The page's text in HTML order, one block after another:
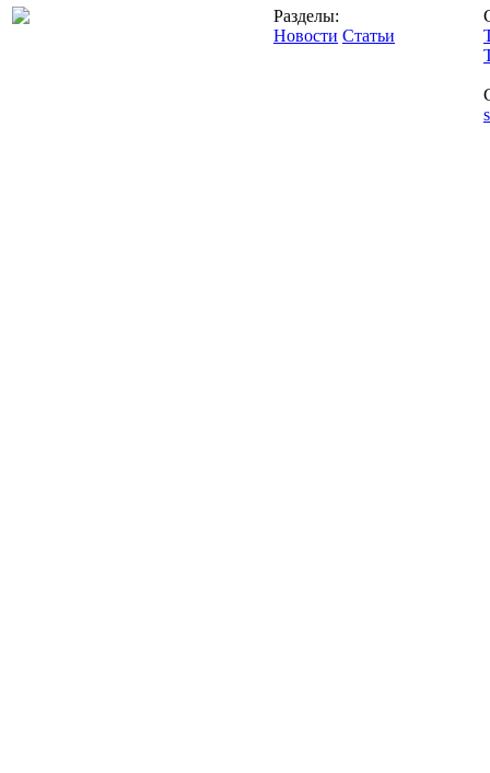
Разделы:
Новости Статьи